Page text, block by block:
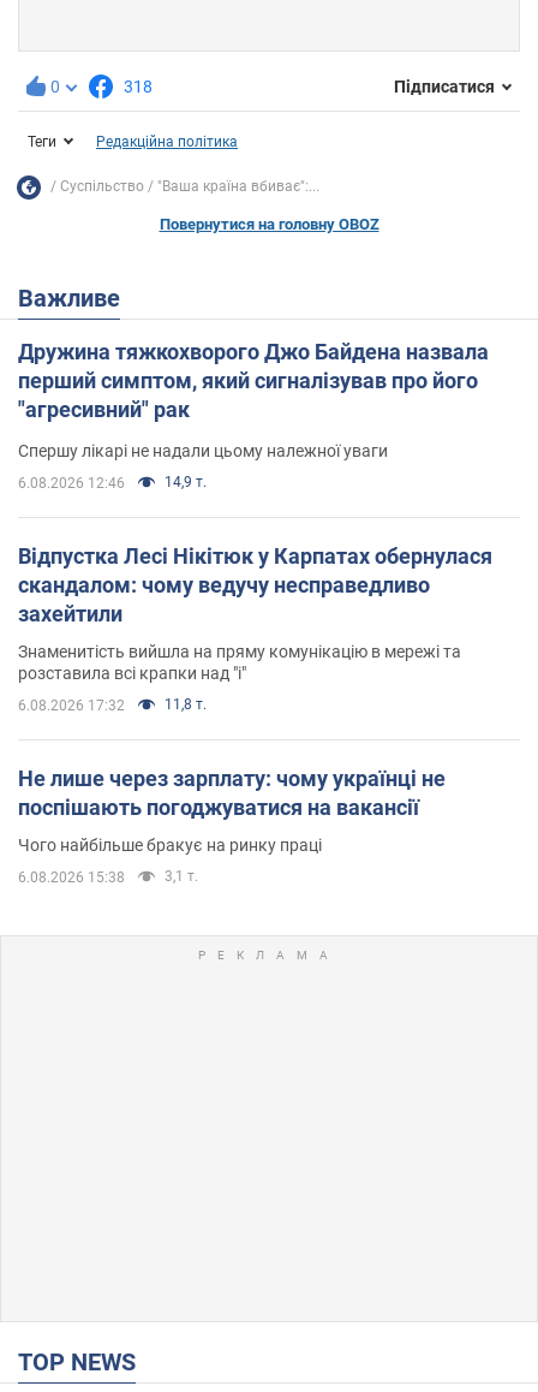
0 318 Підписатися
Теги Редакційна політика
Суспільство "Ваша країна вбиває":...
Повернутися на головну OBOZ
Важливе
Дружина тяжкохворого Джо Байдена назвала
перший симптом, який сигналізував про його
"агресивний" рак
Спершу лікарі не надали цьому належної уваги
6.08.2026 12:46 14,9 т.
Відпустка Лесі Нікітюк у Карпатах обернулася
скандалом: чому ведучу несправедливо
захейтили
Знаменитість вийшла на пряму комунікацію в мережі та
розставила всі крапки над "і"
6.08.2026 17:32 11,8 т.
Не лише через зарплату: чому українці не
поспішають погоджуватися на вакансії
Чого найбільше бракує на ринку праці
6.08.2026 15:38 3,1 т.
TOP NEWS